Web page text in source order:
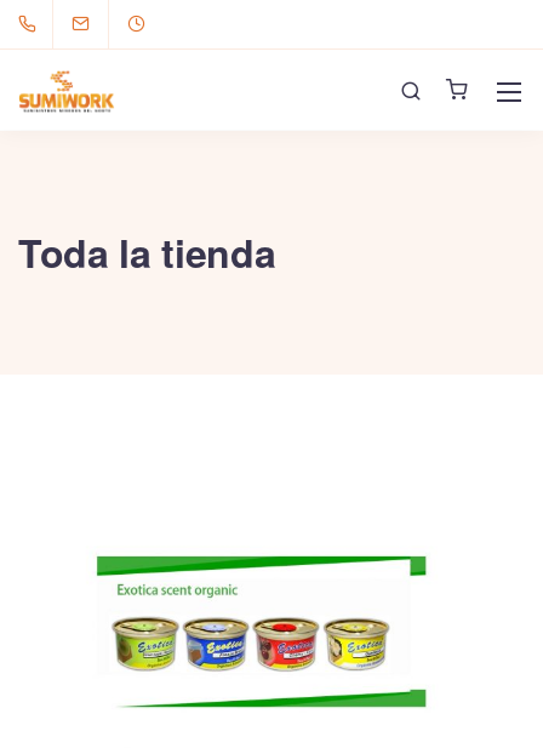
Toda la tienda